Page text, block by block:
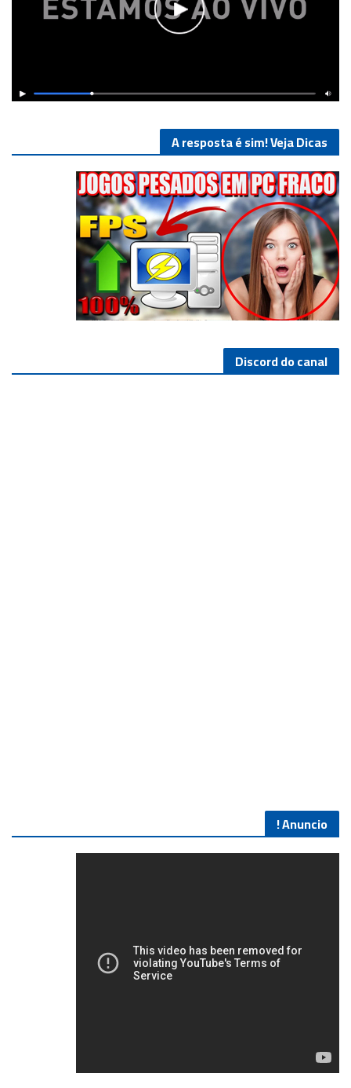
A resposta é sim! Veja Dicas
Discord do canal
Anuncio !